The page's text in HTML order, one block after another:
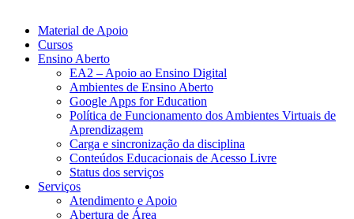
Material de Apoio
Cursos
Ensino Aberto
EA2 – Apoio ao Ensino Digital
Ambientes de Ensino Aberto
Google Apps for Education
Política de Funcionamento dos Ambientes Virtuais de
Aprendizagem
Carga e sincronização da disciplina​
Conteúdos Educacionais de Acesso Livre​
Status dos serviços​​
Serviços
Atendimento e Apoio
Abertura de Área